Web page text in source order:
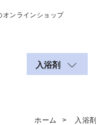
オンラインショップ
入浴剤
ホーム 入浴剤